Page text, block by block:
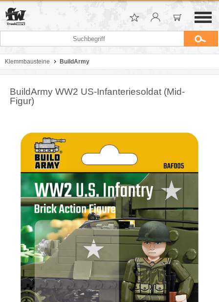
Klemmbausteine BuildArmy
BuildArmy WW2 US-Infanteriesoldat (Mid-
Figur)